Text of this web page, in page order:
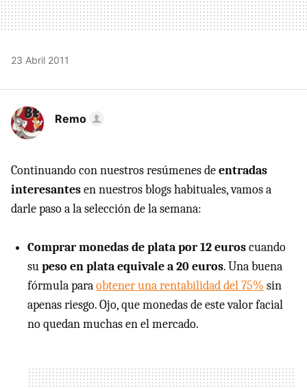
23 Abril 2011
Remo
Continuando con nuestros resúmenes deentradas
interesantesen nuestros blogs habituales, vamos a
darle paso a la selección de la semana:
Comprar monedas de plata por 12 euroscuando
supeso en plata equivale a 20 euros. Una buena
fórmula paraobtener una rentabilidad del 75% sin
apenas riesgo. Ojo, que monedas de este valor facial
no quedan muchas en el mercado.